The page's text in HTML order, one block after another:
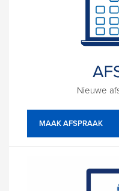
Nieuwe
MAAK AFSPRAAK